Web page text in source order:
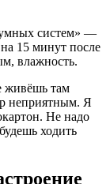
систем» —
15 минут после
влажность.
живёшь там
неприятным. Я
Не надо
ходить